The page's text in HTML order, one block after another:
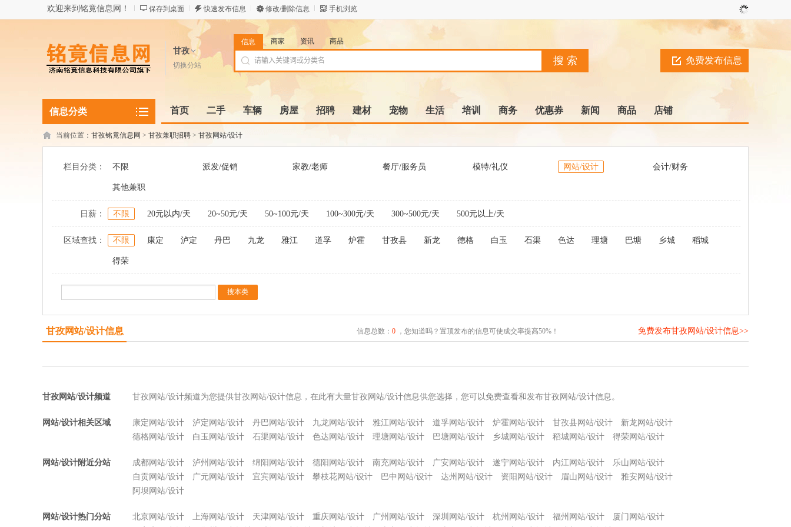
欢迎来到铭竟信息网！ 保存到桌面 快速发布信息 修改/删除信息 手机浏览
甘孜
切换分站 免费发布信息
信息 商家 资讯 商品
信息分类 首页 二手 车辆 房屋 招聘 建材 宠物 生活 培训 商务 优惠券 新闻 商品 店铺
当前位置： 甘孜铭竟信息网 > 甘孜兼职招聘 > 甘孜网站/设计
栏目分类： 不限 派发/促销 家教/老师 餐厅/服务员 模特/礼仪 网站/设计 会计/财务
其他兼职
日薪： 不限 20元以内/天 20~50元/天 50~100元/天 100~300元/天 300~500元/天 500元以上/天
区域查找： 不限 康定 泸定 丹巴 九龙 雅江 道孚 炉霍 甘孜县 新龙 德格 白玉 石渠 色达 理塘 巴塘 乡城 稻城
得荣
甘孜网站/设计信息 信息总数： 0，您知道吗？置顶发布的信息可使成交率提高50%！ 免费发布甘孜网站/设计信息>>
甘孜网站/设计频道 甘孜网站/设计频道为您提供甘孜网站/设计信息，在此有大量甘孜网站/设计信息供您选择，您可以免费查看和发布甘孜网站/设计信息。
网站/设计相关区域 康定网站/设计 泸定网站/设计 丹巴网站/设计 九龙网站/设计 雅江网站/设计 道孚网站/设计 炉霍网站/设计 甘孜县网站/设计
新龙网站/设计
德格网站/设计
白玉网站/设计 石渠网站/设计 色达网站/设计 理塘网站/设计 巴塘网站/设计 乡城网站/设计 稻城网站/设计 得荣网站/设计
网站/设计附近分站 成都网站/设计 泸州网站/设计 绵阳网站/设计 德阳网站/设计 南充网站/设计 广安网站/设计 遂宁网站/设计 内江网站/设计
乐山网站/设计
自贡网站/设计
广元网站/设计 宜宾网站/设计 攀枝花网站/设计 巴中网站/设计 达州网站/设计 资阳网站/设计 眉山网站/设计
雅安网站/设计
阿坝网站/设计
网站/设计热门分站 北京网站/设计 上海网站/设计 天津网站/设计 重庆网站/设计 广州网站/设计 深圳网站/设计 杭州网站/设计 福州网站/设计
厦门网站/设计